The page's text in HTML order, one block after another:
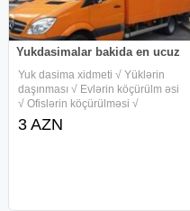
Yukdasimalar bakida en ucuz
Yuk dasima xidmeti √ Yüklərin
daşınması √ Evlərin köçürülm əsi
√ Ofislərin köçürülməsi √
Anbarların köçürülməsi √ M e
bellərin Sökülüb Bükülərək
3 AZN